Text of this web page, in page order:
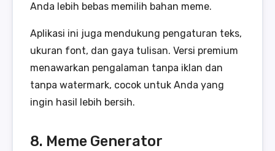
Anda lebih bebas memilih bahan meme.
Aplikasi ini juga mendukung pengaturan teks,
ukuran font, dan gaya tulisan. Versi premium
menawarkan pengalaman tanpa iklan dan
tanpa watermark, cocok untuk Anda yang
ingin hasil lebih bersih.
8. Meme Generator